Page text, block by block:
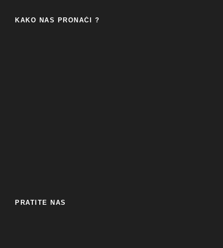
KAKO NAS PRONAĆI ?
PRATITE NAS